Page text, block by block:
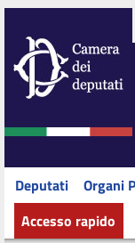
Deputati Organi
Accesso rapido